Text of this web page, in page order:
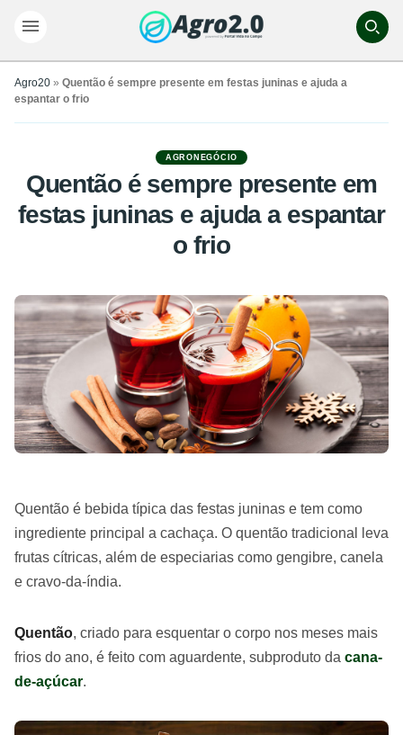
Agro20 » Quentão é sempre presente em festas juninas e ajuda a
espantar o frio
AGRONEGÓCIO
Quentão é sempre presente em
festas juninas e ajuda a espantar
o frio
Quentão é bebida típica das festas juninas e tem como
ingrediente principal a cachaça. O quentão tradicional leva
frutas cítricas, além de especiarias como gengibre, canela
e cravo-da-índia.
Quentão, criado para esquentar o corpo nos meses mais
frios do ano, é feito com aguardente, subproduto da cana-
de-açúcar.